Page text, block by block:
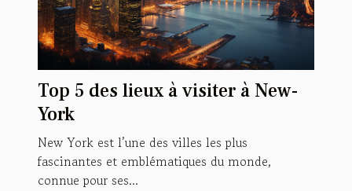
Top 5 des lieux à visiter à New-
York
New York est l’une des villes les plus
fascinantes et emblématiques du monde,
connue pour ses...